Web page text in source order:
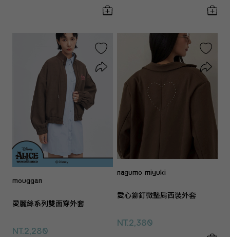
mouggan
愛麗絲系列雙面穿外套
NT.2,280
nagumo miyuki
愛心鉚釘微墊肩西裝外套
NT.2,380